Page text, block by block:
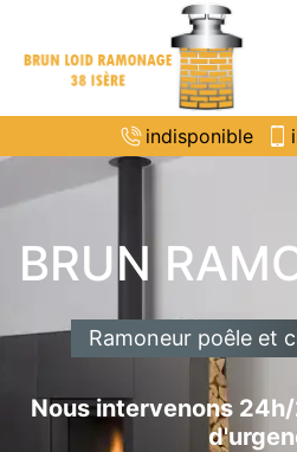
indisponible
BRUN
Ramoneur poêle et
Nous intervenons